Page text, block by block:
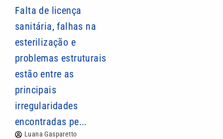
Falta de licença
sanitária, falhas na
esterilização e
problemas estruturais
estão entre as
principais
irregularidades
encontradas pe...
Luana Gasparetto